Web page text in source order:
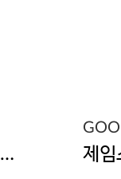
제임스딘 면40수 남성 데일리 트렁크 3매입